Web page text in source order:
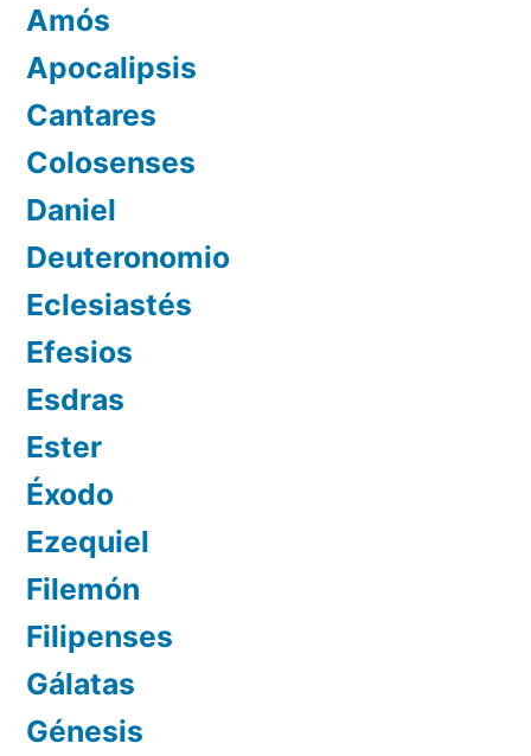
Amós
Apocalipsis
Cantares
Colosenses
Daniel
Deuteronomio
Eclesiastés
Efesios
Esdras
Ester
Éxodo
Ezequiel
Filemón
Filipenses
Gálatas
Génesis